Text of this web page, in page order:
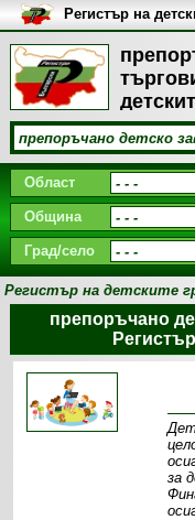
Регистър на
България
Област
Община
Град/село
Регистър на детските
препоръчано
за